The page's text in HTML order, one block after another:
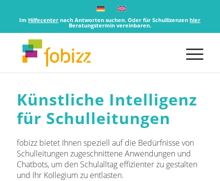
Im Hilfecenter nach Antworten suchen. Oder für Schullizenzenhier
Beratungstermin vereinbaren.
Künstliche Intelligenz
für Schulleitungen
fobizz bietet Ihnen speziell auf die Bedürfnisse von
Schulleitungen zugeschnittene Anwendungen und
Chatbots, um den Schulalltag effizienter zu gestalten
und Ihr Kollegium zu entlasten.